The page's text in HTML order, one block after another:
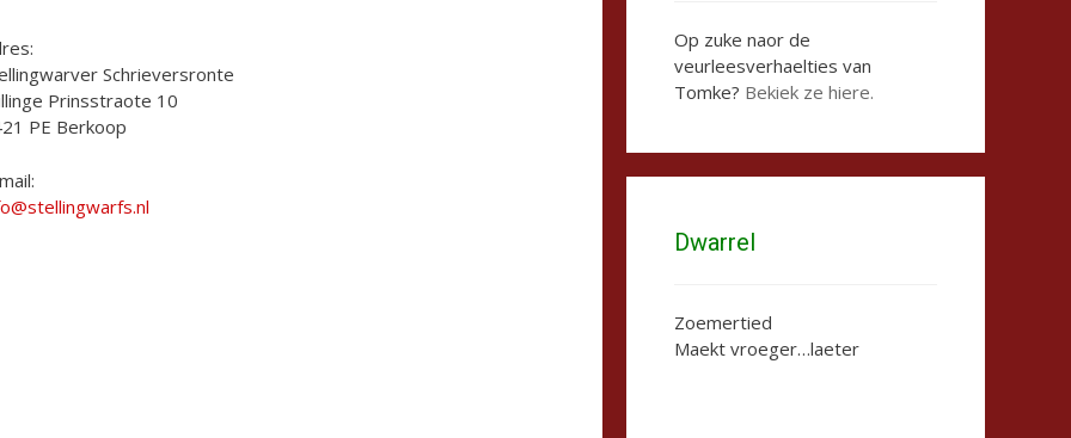
Schrieversronte
Prinsstraote 10
PE Berkoop
Op zuke naor de
veurleesverhaelties van
Tomke? Bekiek ze hiere.
Dwarrel
Zoemertied
Maekt vroeger…laeter